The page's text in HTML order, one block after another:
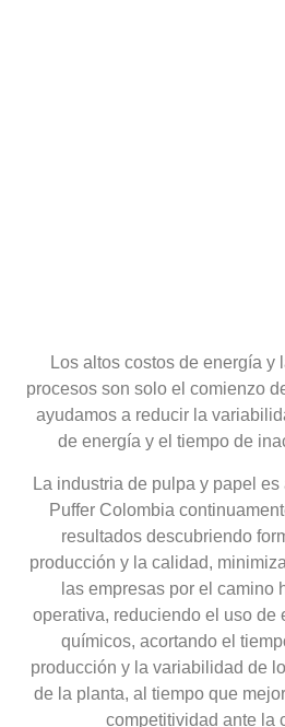
Los altos costos de energía y
procesos son solo el comienzo
ayudamos a reducir la
de energía y el tiempo de
La industria de pulpa y papel
Puffer Colombia
resultados descubriendo
producción y la calidad,
las empresas por el camino
operativa, reduciendo el uso de
químicos, acortando el
producción y la variabilidad de
de la planta, al tiempo que
competitividad ante la